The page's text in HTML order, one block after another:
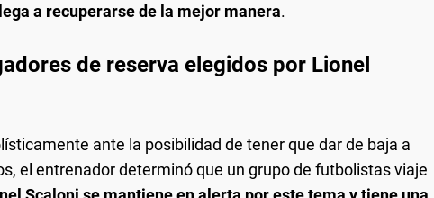
a recuperarse de la mejor manera.
de reserva elegidos por Lionel
ante la posibilidad de tener que dar de baja a
el entrenador determinó que un grupo de futbolistas viaje